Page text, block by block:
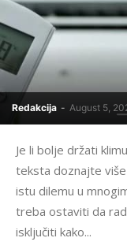
Redakcija - August 5,
Je li bolje držati
teksta doznajte
istu dilemu u
treba ostaviti da
isključiti kako...